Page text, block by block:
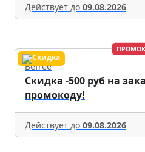
Действует до 09.08.2026
Befree
Скидка -500 руб на
промокоду!
Действует до 09.08.2026